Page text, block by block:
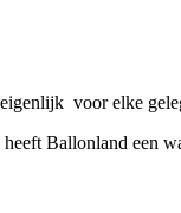
voor elke
Ballonland een